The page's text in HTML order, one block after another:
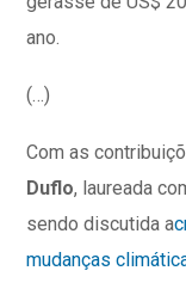
ano.
(…)
Com as
Duflo, laureada
sendo discutida a
mudanças